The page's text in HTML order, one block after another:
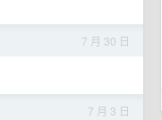
7 月 30 日
7 月 3 日